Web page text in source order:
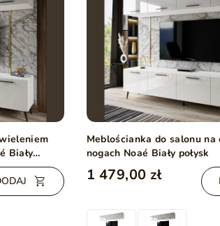
Biały
Meblościanka do salonu na
nogach Noaé Biały połysk
1 479,00 zł